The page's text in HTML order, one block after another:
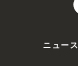
ニュース